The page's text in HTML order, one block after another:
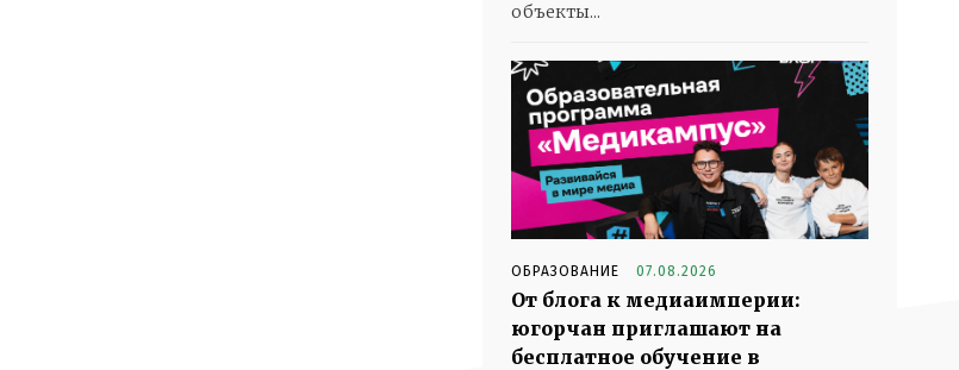
объекты...
ОБРАЗОВАНИЕ 07.08.2026
От блога к медиаимперии:
югорчан приглашают на
бесплатное обучение в